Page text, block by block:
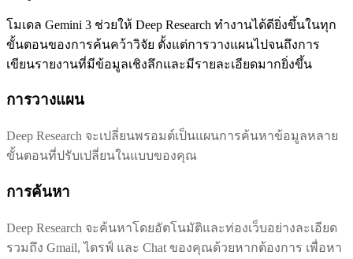
โมเดล Gemini 3 ช่วยให้ Deep Research ทำงานได้ดียิ่งขึ้นในทุก
ขั้นตอนของการค้นคว้าวิจัย ตั้งแต่การวางแผนไปจนถึงการ
เขียนรายงานที่มีข้อมูลเชิงลึกและมีรายละเอียดมากยิ่งขึ้น
การวางแผน
Deep Research จะเปลี่ยนพรอมต์เป็นแผนการค้นหาข้อมูลหลาย
ขั้นตอนที่ปรับเปลี่ยนในแบบของคุณ
การค้นหา
Deep Research จะค้นหาโดยอัตโนมัติและท่องเว็บอย่างละเอียด
รวมถึง Gmail, ไดรฟ์ และ Chat ของคุณด้วยหากต้องการ เพื่อหา